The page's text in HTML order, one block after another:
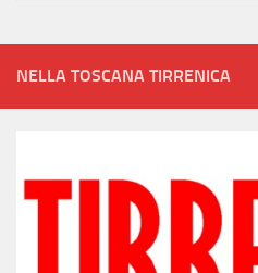
NELLA TOSCANA TIRRENICA